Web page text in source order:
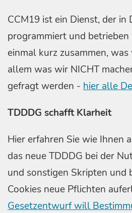
CCM19 ist ein Dienst, der in
programmiert und
einmal kurz zusammen,
allem was wir NICHT
gefragt werden - hier alle
TDDDG schafft Klarheit
Hier erfahren Sie wie Ihnen
das neue TDDDG bei der
und sonstigen Skripten und
Cookies neue Pflichten
Gesetzentwurf will